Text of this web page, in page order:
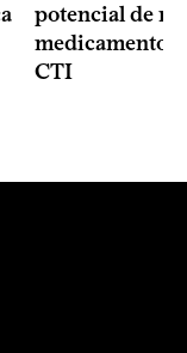
potencial de
medicamentos
CTI